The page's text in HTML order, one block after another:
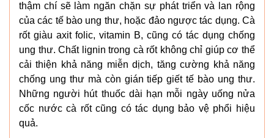
thậm chí sẽ làm ngăn chặn sự phát triển và lan rộng
của các tế bào ung thư, hoặc đảo ngược tác dụng. Cà
rốt giàu axit folic, vitamin B, cũng có tác dụng chống
ung thư. Chất lignin trong cà rốt không chỉ giúp cơ thể
cải thiện khả năng miễn dịch, tăng cường khả năng
chống ung thư mà còn gián tiếp giết tế bào ung thư.
Những người hút thuốc dài hạn mỗi ngày uống nửa
cốc nước cà rốt cũng có tác dụng bảo vệ phổi hiệu
quả.